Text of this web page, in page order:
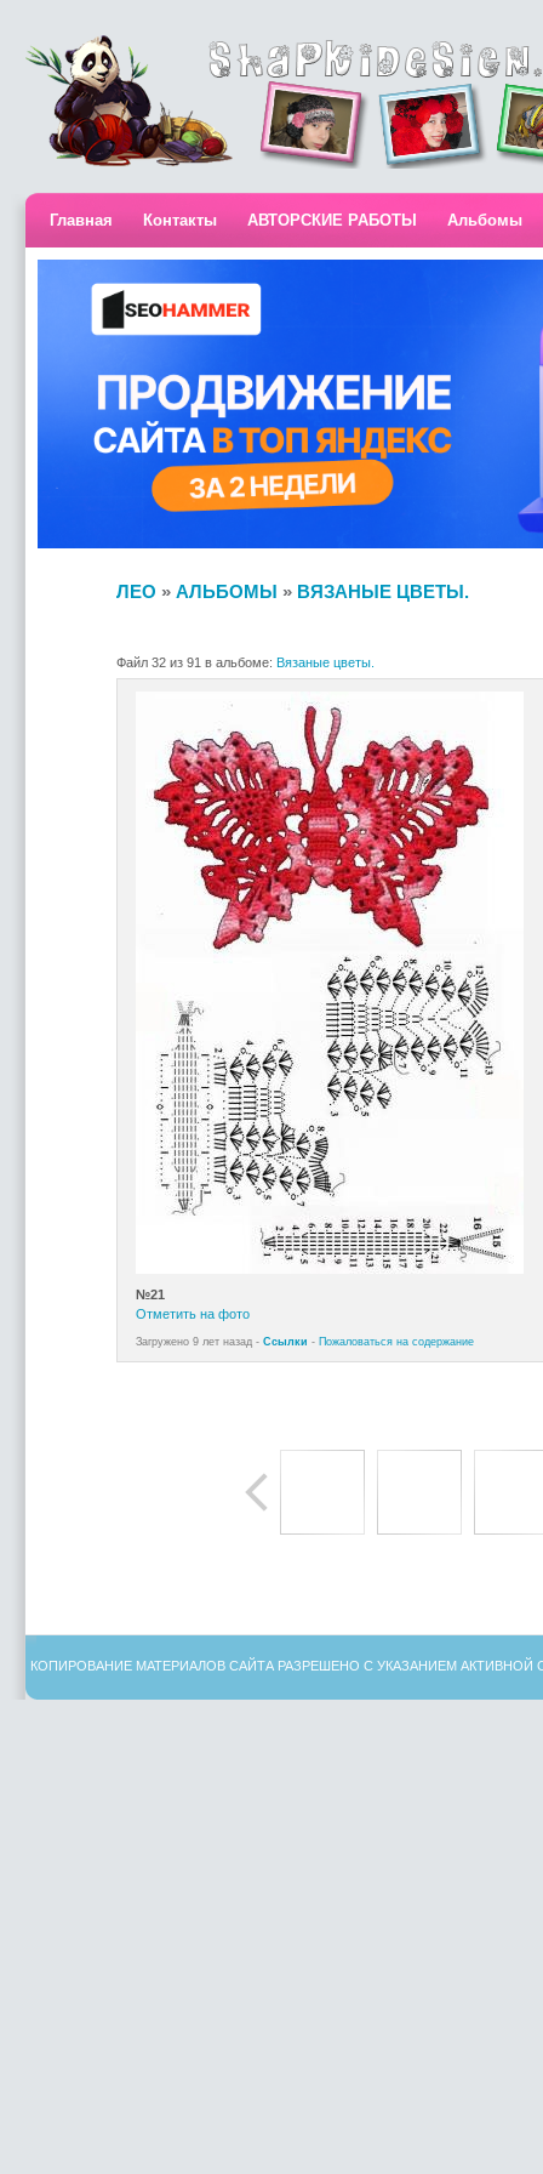
Главная Контакты АВТОРСКИЕ РАБОТЫ Альбомы
ЛЕО » АЛЬБОМЫ » ВЯЗАНЫЕ ЦВЕТЫ.
Файл 32 из 91 в альбоме: Вязаные цветы.
№21
Отметить на фото
Загружено 9 лет назад - Ссылки - Пожаловаться на содержание
КОПИРОВАНИЕ МАТЕРИАЛОВ САЙТА РАЗРЕШЕНО С УКАЗАНИЕМ АКТИВНОЙ